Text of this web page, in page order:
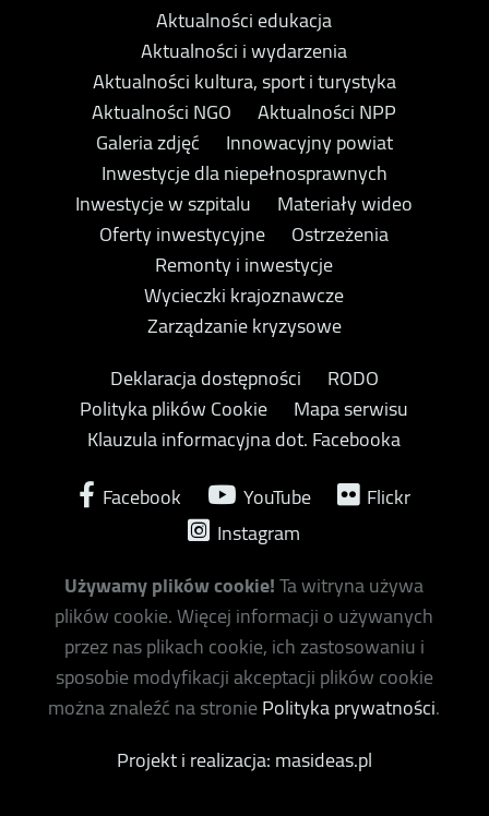
Aktualności edukacja
Aktualności i wydarzenia
Aktualności kultura, sport i turystyka
Aktualności NGO
Aktualności NPP
Galeria zdjęć
Innowacyjny powiat
Inwestycje dla niepełnosprawnych
Inwestycje w szpitalu
Materiały wideo
Oferty inwestycyjne
Ostrzeżenia
Remonty i inwestycje
Wycieczki krajoznawcze
Zarządzanie kryzysowe
Deklaracja dostępności
RODO
Polityka plików Cookie
Mapa serwisu
Klauzula informacyjna dot. Facebooka
Facebook
YouTube
Flickr
Instagram
Używamy plików cookie!Ta witryna używa
plików cookie. Więcej informacji o używanych
przez nas plikach cookie, ich zastosowaniu i
sposobie modyfikacji akceptacji plików cookie
można znaleźć na stroniePolityka prywatności.
Projekt i realizacja: masideas.pl